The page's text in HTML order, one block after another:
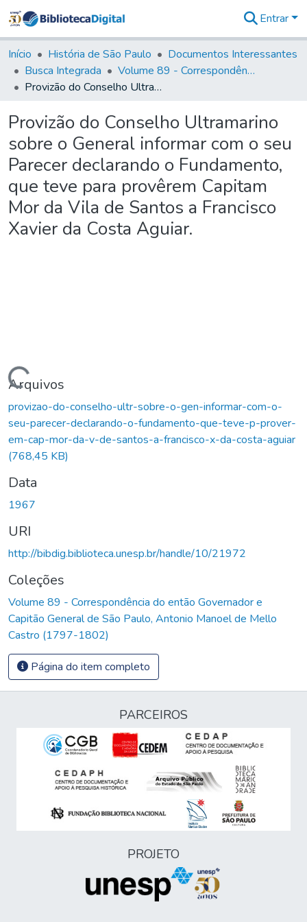
&
Coleções
Tudo na
Biblioteca
Estatísticas
Entrar
Início História de São Paulo
Documentos Interessantes
Busca Integrada
Volume 89 - Correspondência do então Governador e Capitão General de São Paulo, Antonio Manoel de Mello Castro (1797-1802)
Provizão do Conselho Ultramarino sobre o General informar com o seu Parecer declarando o Fundamento, que teve para provêrem Capitam Mor da Vila de Santos a Francisco Xavier da Costa Aguiar.
Provizão do Conselho Ultramarino
sobre o General informar com o seu
Parecer declarando o Fundamento,
que teve para provêrem Capitam
Mor da Vila de Santos a Francisco
Xavier da Costa Aguiar.
Carregando...
Arquivos
provizao-do-conselho-ultr-sobre-o-gen-informar-com-o-
seu-parecer-declarando-o-fundamento-que-teve-p-prover-
em-cap-mor-da-v-de-santos-a-francisco-x-da-costa-aguiar
(768,45 KB)
Data
1967
URI
http://bibdig.biblioteca.unesp.br/handle/10/21972
Coleções
Volume 89 - Correspondência do então Governador e
Capitão General de São Paulo, Antonio Manoel de Mello
Castro (1797-1802)
Página do item completo
PARCEIROS
PROJETO